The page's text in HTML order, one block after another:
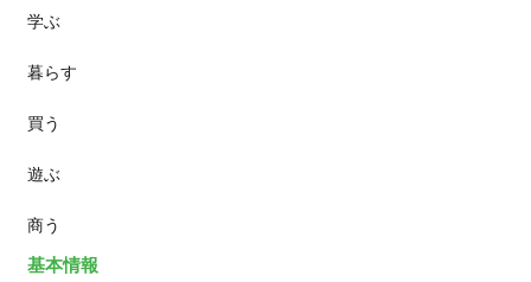
パン
スイーツ
ランチ
カフェ
学ぶ
暮らす
買う
遊ぶ
商う
基本情報